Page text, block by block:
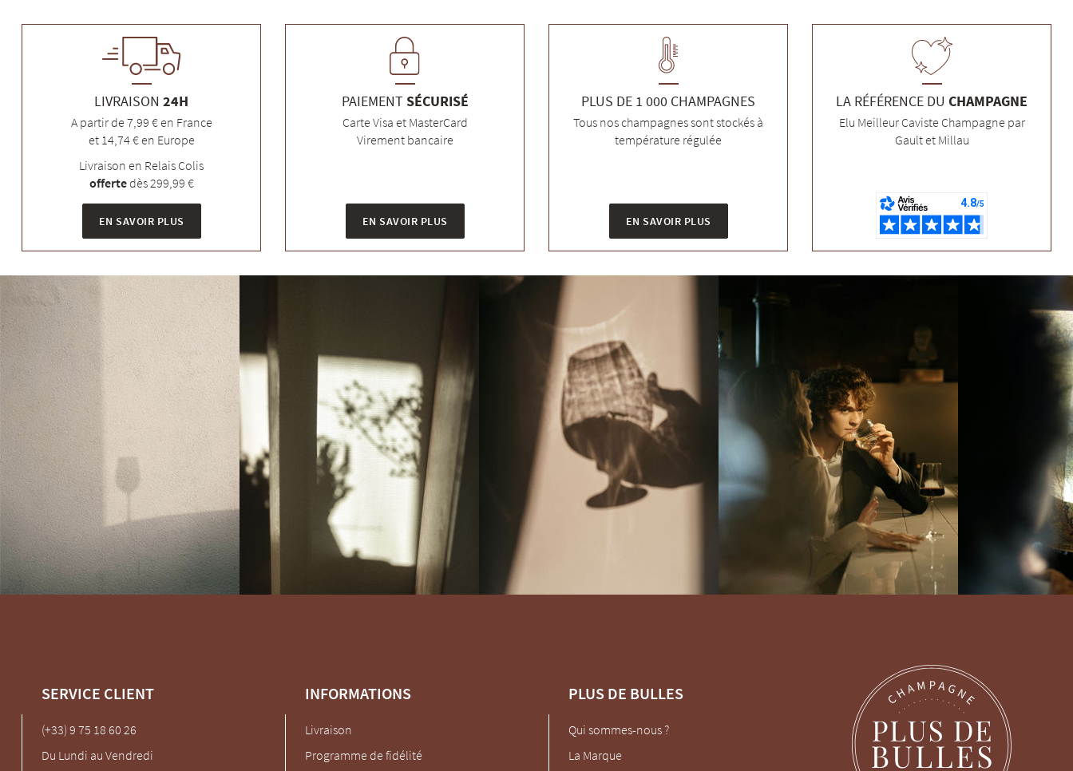
LIVRAISON 24H
A partir de 7,99 € en France
et 14,74 € en Europe
Livraison en Relais Colis
offertedès 299,99 €
EN SAVOIR PLUS
PAIEMENTSÉCURISÉ
Carte Visa et MasterCard
Virement bancaire
EN SAVOIR PLUS
PLUS DE 1 000 CHAMPAGNES
Tous nos champagnes sont stockés à
température régulée
EN SAVOIR PLUS
LA RÉFÉRENCE DU CHAMPAGNE
Elu Meilleur Caviste Champagne par
Gault et Millau
SERVICE CLIENT
(+33) 9 75 18 60 26
Du Lundi au Vendredi
INFORMATIONS
Livraison
Programme de fidélité
PLUS DE BULLES
Qui sommes-nous ?
La Marque